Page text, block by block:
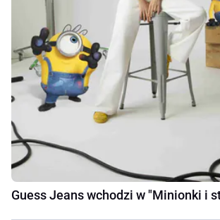
Guess Jeans wchodzi w "Minionki i